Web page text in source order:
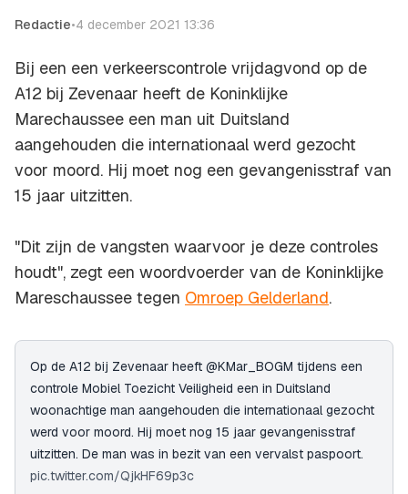
Redactie•4 december 2021 13:36
Bij een een verkeerscontrole vrijdagvond op de
A12 bij Zevenaar heeft de Koninklijke
Marechaussee een man uit Duitsland
aangehouden die internationaal werd gezocht
voor moord. Hij moet nog een gevangenisstraf van
15 jaar uitzitten.
"Dit zijn de vangsten waarvoor je deze controles
houdt", zegt een woordvoerder van de Koninklijke
Mareschaussee tegen Omroep Gelderland.
Op de A12 bij Zevenaar heeft @KMar_BOGM tijdens een
controle Mobiel Toezicht Veiligheid een in Duitsland
woonachtige man aangehouden die internationaal gezocht
werd voor moord. Hij moet nog 15 jaar gevangenisstraf
uitzitten. De man was in bezit van een vervalst paspoort.
pic.twitter.com/QjkHF69p3c